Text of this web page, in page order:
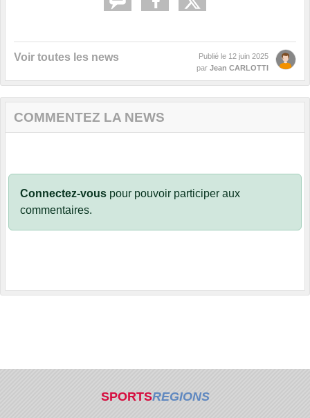
Voir toutes les news Publié le 12 juin 2025
par Jean CARLOTTI
COMMENTEZ LA NEWS
Connectez-vous pour pouvoir participer aux
commentaires.
SPORTSREGIONS